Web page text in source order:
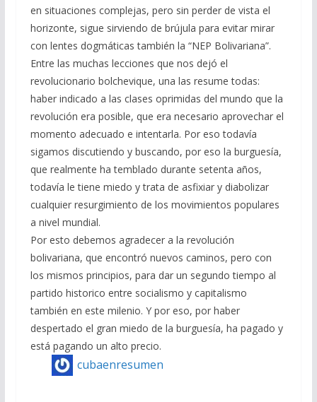
en situaciones complejas, pero sin perder de vista el
horizonte, sigue sirviendo de brújula para evitar mirar
con lentes dogmáticas también la “NEP Bolivariana”.
Entre las muchas lecciones que nos dejó el
revolucionario bolchevique, una las resume todas:
haber indicado a las clases oprimidas del mundo que la
revolución era posible, que era necesario aprovechar el
momento adecuado e intentarla. Por eso todavía
sigamos discutiendo y buscando, por eso la burguesía,
que realmente ha temblado durante setenta años,
todavía le tiene miedo y trata de asfixiar y diabolizar
cualquier resurgimiento de los movimientos populares
a nivel mundial.
Por esto debemos agradecer a la revolución
bolivariana, que encontró nuevos caminos, pero con
los mismos principios, para dar un segundo tiempo al
partido historico entre socialismo y capitalismo
también en este milenio. Y por eso, por haber
despertado el gran miedo de la burguesía, ha pagado y
está pagando un alto precio.
cubaenresumen